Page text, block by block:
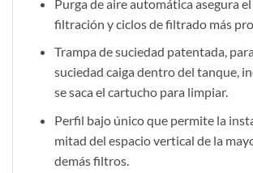
Purga de aire automática asegura
filtración y ciclos de filtrado más
Trampa de suciedad patentada,
suciedad caiga dentro del tanque,
se saca el cartucho para limpiar.
Perfil bajo único que permite la
mitad del espacio vertical de la
demás filtros.